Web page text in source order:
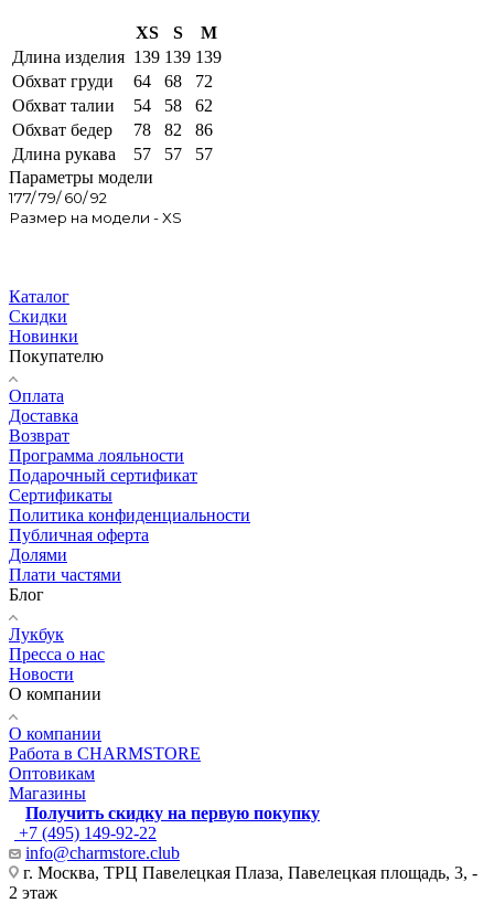
XS S
M
Длина изделия 139 139 139
Обхват груди
64 68
72
Обхват талии
54 58
62
Обхват бедер
78 82
86
Длина рукава
57 57
57
Параметры модели
177/ 79/ 60/ 92
Размер на модели - XS
Каталог
Скидки
Новинки
Покупателю
Оплата
Доставка
Возврат
Программа лояльности
Подарочный сертификат
Сертификаты
Политика конфиденциальности
Публичная оферта
Долями
Плати частями
Блог
Лукбук
Пресса о нас
Новости
О компании
О компании
Работа в CHARMSTORE
Оптовикам
Магазины
Получить скидку на первую покупку
+7 (495) 149-92-22
info@charmstore.club
г. Москва, ТРЦ Павелецкая Плаза, Павелецкая площадь, 3, -
2 этаж